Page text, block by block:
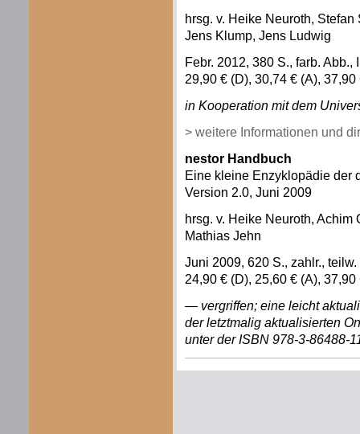
hrsg. v. Heike Neuroth,
Jens Klump, Jens Ludwig
Febr. 2012, 380 S., farb.
29,90 € (D), 30,74 € (A), 37,90
in Kooperation mit dem
> weitere Informationen und
nestor Handbuch
Eine kleine Enzyklopädie der
Version 2.0, Juni 2009
hrsg. v. Heike Neuroth,
Mathias Jehn
Juni 2009, 620 S., zahlr.,
24,90 € (D), 25,60 € (A), 37,90
— vergriffen; eine leicht
der letztmalig aktualisierten
unter der ISBN 978-3-86488-